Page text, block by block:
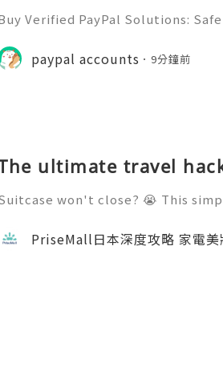
Verified PayPal Solutions:
have become the
you are an entrepreneu
paypal accounts 9分鐘前
ultimate travel
won't close? 😭 This
ore clothes into my bag without
Perfect for your next tr
PriseMall日本深度攻略 家電